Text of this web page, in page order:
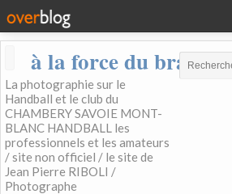
à la force du bras
La photographie sur le
Handball et le club du
CHAMBERY SAVOIE MONT-
BLANC HANDBALL les
professionnels et les amateurs
/ site non officiel / le site de
Jean Pierre RIBOLI /
Photographe